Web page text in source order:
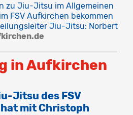
zu Jiu-Jitsu im Allgemeinen
FSV Aufkirchen bekommen
Jiu-Jitsu: Norbert
in Aufkirchen
Jitsu des FSV
mit Christoph